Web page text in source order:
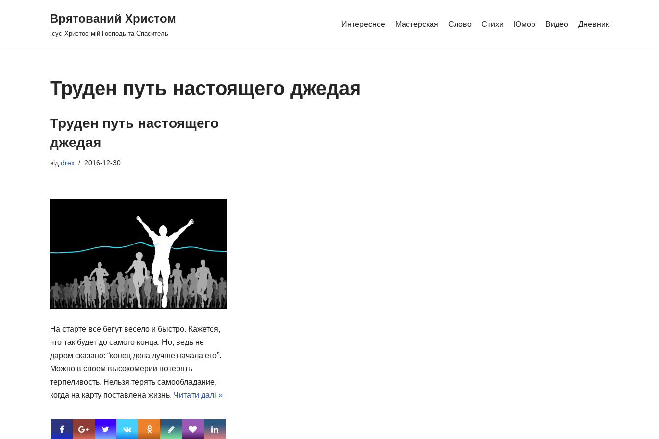
Врятований Христом
Ісус Христос мій Господь та Спаситель
Интересное Мастерская Слово Стихи Юмор Видео Дневник
Труден путь настоящего джедая
Труден путь настоящего
джедая
від drex 2016-12-30
На старте все бегут весело и быстро. Кажется,
что так будет до самого конца. Но, ведь не
даром сказано: “конец дела лучше начала его”.
Можно в своем высокомерии потерять
терпеливость. Нельзя терять самообладание,
когда на карту поставлена жизнь. Читати далі »